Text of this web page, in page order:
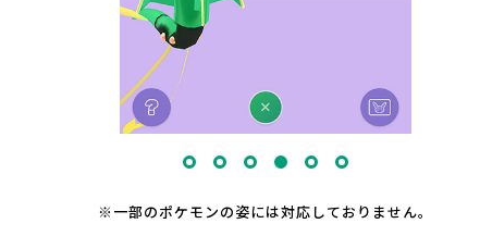
1 2 3 4 5 6
※一部のポケモンの姿には対応しておりません。